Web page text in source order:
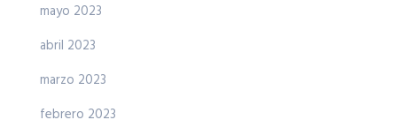
mayo 2023
abril 2023
marzo 2023
febrero 2023